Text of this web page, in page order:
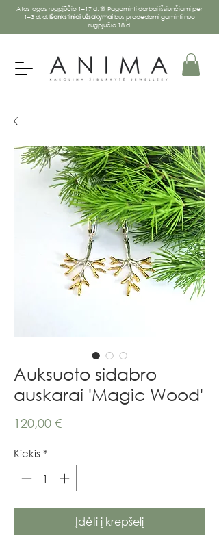
Atostogos rugpjūčio 1–17 d. 🌸 Pagaminti darbai išsiunčiami per
1–3 d. d.Išankstiniai užsakymaibus pradedami gaminti nuo
rugpjūčio 18 d.
Auksuoto sidabro
auskarai 'Magic Wood'
120,00 €Price
Kiekis *
Įdėti į krepšelį